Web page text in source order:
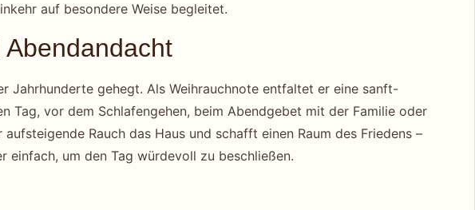
auf besondere Weise begleitet.
Jahrhunderte gehegt. Als Weihrauchnote entfaltet er eine sanft-
Tag, vor dem Schlafengehen, beim Abendgebet mit der Familie oder
Rauch das Haus und schafft einen Raum des Friedens –
einfach, um den Tag würdevoll zu beschließen.